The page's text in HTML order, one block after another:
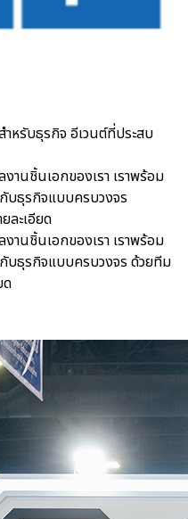
หรับธุรกิจ อีเวนต์ที่ประสบ
านชิ้นเอกของเรา เราพร้อม
บธุรกิจแบบครบวงจร
ละเอียด
านชิ้นเอกของเรา เราพร้อม
บธุรกิจแบบครบวงจร ด้วยทีม
ด